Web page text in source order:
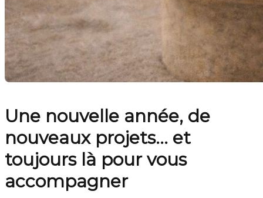
Une nouvelle année, de
nouveaux projets… et
toujours là pour vous
accompagner